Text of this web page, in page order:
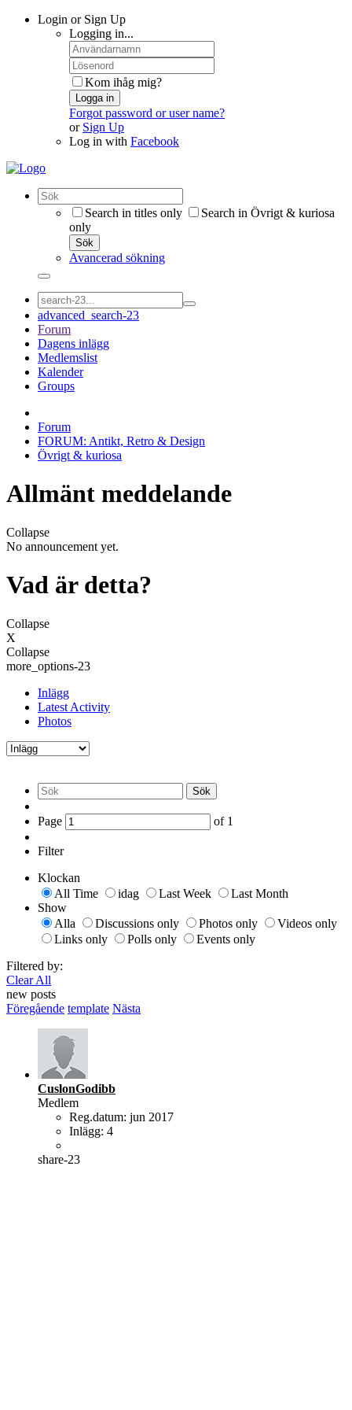
Login or Sign Up
Logging in...
Kom ihåg mig?
Logga in
Forgot password or user name?
or Sign Up
Log in with Facebook
Search in titles only
Search in Övrigt & kuriosa
only
Sök
Avancerad sökning
advanced_search-23
Forum
Dagens inlägg
Medlemslist
Kalender
Groups
Forum
FORUM: Antikt, Retro & Design
Övrigt & kuriosa
Allmänt meddelande
Collapse
No announcement yet.
Vad är detta?
Collapse
X
Collapse
more_options-23
Inlägg
Latest Activity
Photos
Sök
Page of 1
Filter
Klockan
All Time
idag Last Week
Last Month
Show
Alla
Discussions only Photos only
Videos only
Links only
Polls only
Events only
Filtered by:
Clear All
new posts
Föregående template Nästa
CuslonGodibb
Medlem
Reg.datum: jun 2017
Inlägg: 4
share-23